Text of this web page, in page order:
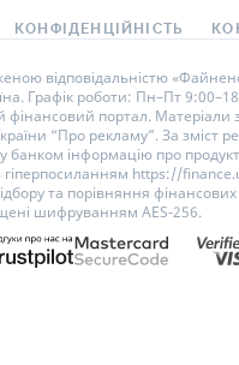
КОНФІДЕНЦІЙНІСТЬ
відповідальністю
Графік роботи: Пн–Пт
портал. Матеріали
“Про рекламу”. За зміст
банком інформацію про
гіперпосиланням https://
та порівняння
шифруванням AES-256.